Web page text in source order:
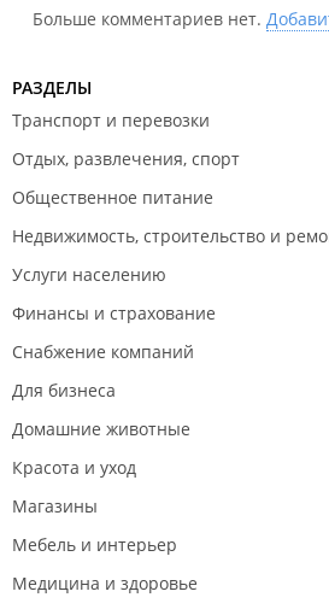
Больше комментариев нет.
РАЗДЕЛЫ
Транспорт и перевозки
Отдых, развлечения, спорт
Общественное питание
Недвижимость, строительство и
Услуги населению
Финансы и страхование
Снабжение компаний
Для бизнеса
Домашние животные
Красота и уход
Магазины
Мебель и интерьер
Медицина и здоровье